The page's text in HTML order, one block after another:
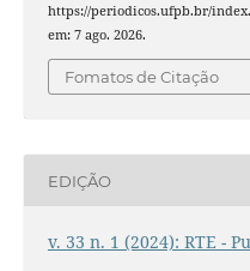
https://periodicos.ufpb.br/
em: 7 ago. 2026.
Fomatos de Citação
EDIÇÃO
v. 33 n. 1 (2024): RTE -